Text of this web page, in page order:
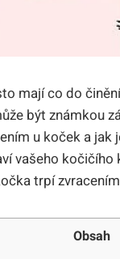
mají co do
být známkou
u koček a
vašeho kočičího
Obsah